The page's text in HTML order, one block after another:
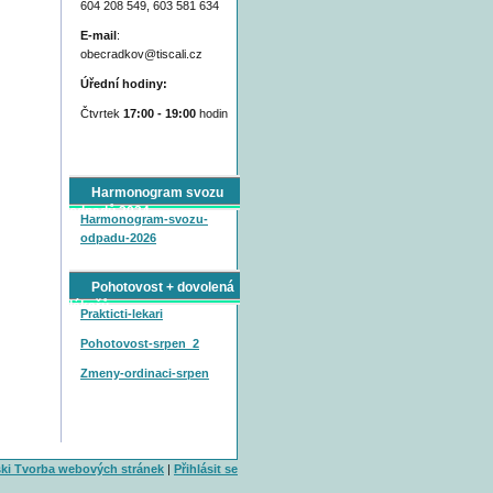
604 208 549, 603 581 634
E-mail:
obecradkov@tiscali.cz
Úřední hodiny:
Čtvrtek 17:00 - 19:00 hodin
Harmonogram svozu
odpadů 2024
Harmonogram-svozu-
odpadu-2026
Pohotovost + dovolená
lékařů
Prakticti-lekari
Pohotovost-srpen_2
Zmeny-ordinaci-srpen
Tvorba webových stránek | Přihlásit se